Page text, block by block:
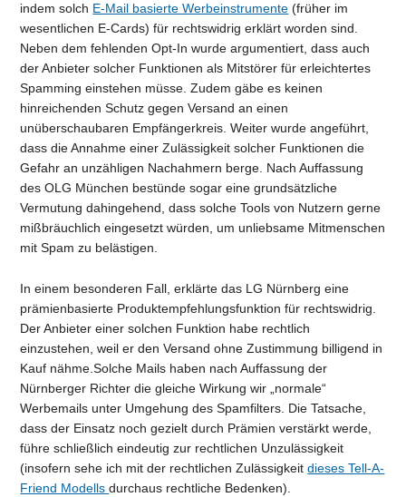
indem solch E-Mail basierte Werbeinstrumente (früher im
wesentlichen E-Cards) für rechtswidrig erklärt worden sind.
Neben dem fehlenden Opt-In wurde argumentiert, dass auch
der Anbieter solcher Funktionen als Mitstörer für erleichtertes
Spamming einstehen müsse. Zudem gäbe es keinen
hinreichenden Schutz gegen Versand an einen
unüberschaubaren Empfängerkreis. Weiter wurde angeführt,
dass die Annahme einer Zulässigkeit solcher Funktionen die
Gefahr an unzähligen Nachahmern berge. Nach Auffassung
des OLG München bestünde sogar eine grundsätzliche
Vermutung dahingehend, dass solche Tools von Nutzern gerne
mißbräuchlich eingesetzt würden, um unliebsame Mitmenschen
mit Spam zu belästigen.
In einem besonderen Fall, erklärte das LG Nürnberg eine
prämienbasierte Produktempfehlungsfunktion für rechtswidrig.
Der Anbieter einer solchen Funktion habe rechtlich
einzustehen, weil er den Versand ohne Zustimmung billigend in
Kauf nähme.Solche Mails haben nach Auffassung der
Nürnberger Richter die gleiche Wirkung wir „normale“
Werbemails unter Umgehung des Spamfilters. Die Tatsache,
dass der Einsatz noch gezielt durch Prämien verstärkt werde,
führe schließlich eindeutig zur rechtlichen Unzulässigkeit
(insofern sehe ich mit der rechtlichen Zulässigkeitdieses Tell-A-
Friend Modellsdurchaus rechtliche Bedenken).